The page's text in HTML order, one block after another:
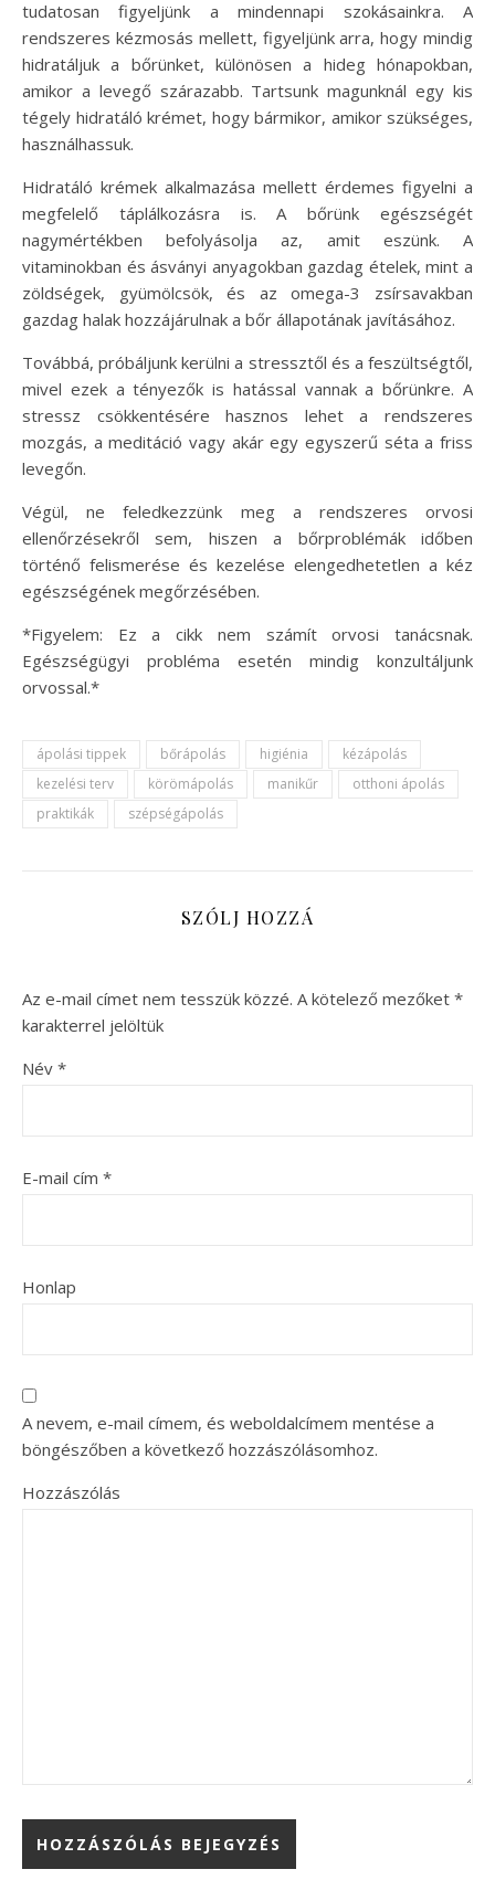
tudatosan figyeljünk a mindennapi szokásainkra. A
rendszeres kézmosás mellett, figyeljünk arra, hogy mindig
hidratáljuk a bőrünket, különösen a hideg hónapokban,
amikor a levegő szárazabb. Tartsunk magunknál egy kis
tégely hidratáló krémet, hogy bármikor, amikor szükséges,
használhassuk.
Hidratáló krémek alkalmazása mellett érdemes figyelni a
megfelelő táplálkozásra is. A bőrünk egészségét
nagymértékben befolyásolja az, amit eszünk. A
vitaminokban és ásványi anyagokban gazdag ételek, mint a
zöldségek, gyümölcsök, és az omega-3 zsírsavakban
gazdag halak hozzájárulnak a bőr állapotának javításához.
Továbbá, próbáljunk kerülni a stressztől és a feszültségtől,
mivel ezek a tényezők is hatással vannak a bőrünkre. A
stressz csökkentésére hasznos lehet a rendszeres
mozgás, a meditáció vagy akár egy egyszerű séta a friss
levegőn.
Végül, ne feledkezzünk meg a rendszeres orvosi
ellenőrzésekről sem, hiszen a bőrproblémák időben
történő felismerése és kezelése elengedhetetlen a kéz
egészségének megőrzésében.
*Figyelem: Ez a cikk nem számít orvosi tanácsnak.
Egészségügyi probléma esetén mindig konzultáljunk
orvossal.*
ápolási tippek bőrápolás higiénia
kézápolás
kezelési terv
körömápolás manikűr
otthoni ápolás
praktikák
szépségápolás
SZÓLJ HOZZÁ
Az e-mail címet nem tesszük közzé. A kötelező mezőket *
karakterrel jelöltük
Név *
E-mail cím *
Honlap
A nevem, e-mail címem, és weboldalcímem mentése a
böngészőben a következő hozzászólásomhoz.
Hozzászólás